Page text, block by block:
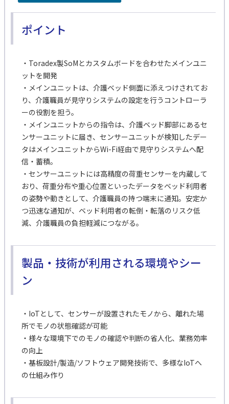
ポイント
・Toradex製SoMとカスタムボードを合わせたメインユニ
ットを開発
・メインユニットは、介護ベッド側面に添えつけされてお
り、介護職員が見守りシステムの設定を行うコントローラ
ーの役割を担う。
・メインユニットからの指令は、介護ベッド脚部にあるセ
ンサーユニットに届き、センサーユニットが検知したデー
タはメインユニットからWi-Fi経由で見守りシステムへ配
信・蓄積。
・センサーユニットには高精度の荷重センサーを内蔵して
おり、荷重分布や重心位置といったデータをベッド利用者
の姿勢や動きとして、介護職員の持つ端末に通知。安定か
つ迅速な通知が、ベッド利用者の転倒・転落のリスク低
減、介護職員の負担軽減につながる。
製品・技術が利用される環境やシー
ン
・IoTとして、センサーが設置されたモノから、離れた場
所でモノの状態確認が可能
・様々な環境下でのモノの確認や判断の省人化、業務効率
の向上
・基板設計/製造/ソフトウェア開発技術で、多様なIoTへ
の仕組み作り